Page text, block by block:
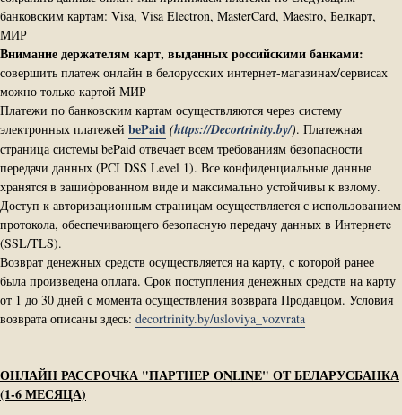
банковским картам: Visa, Visa Electron, MasterCard, Maestro, Белкарт,
МИР
Внимание держателям карт, выданных российскими банками:
совершить платеж онлайн в белорусских интернет-магазинах/сервисах
можно только картой МИР
Платежи по банковским картам осуществляются через систему
электронных платежей bePaid (https://Decortrinity.by/). Платежная
страница системы bePaid отвечает всем требованиям безопасности
передачи данных (PCI DSS Level 1). Все конфиденциальные данные
хранятся в зашифрованном виде и максимально устойчивы к взлому.
Доступ к авторизационным страницам осуществляется с использованием
протокола, обеспечивающего безопасную передачу данных в Интернетe
(SSL/TLS).
Возврат денежных средств осуществляется на карту, с которой ранее
была произведена оплата. Срок поступления денежных средств на карту
от 1 до 30 дней с момента осуществления возврата Продавцом. Условия
возврата описаны здесь: decortrinity.by/usloviya_vozvrata
ОНЛАЙН РАССРОЧКА "ПАРТНЕР ONLINE" ОТ БЕЛАРУСБАНКА
(1-6 МЕСЯЦА)